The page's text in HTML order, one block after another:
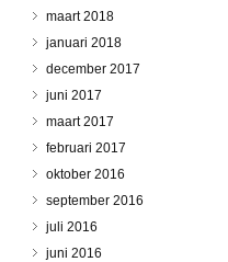
maart 2018
januari 2018
december 2017
juni 2017
maart 2017
februari 2017
oktober 2016
september 2016
juli 2016
juni 2016